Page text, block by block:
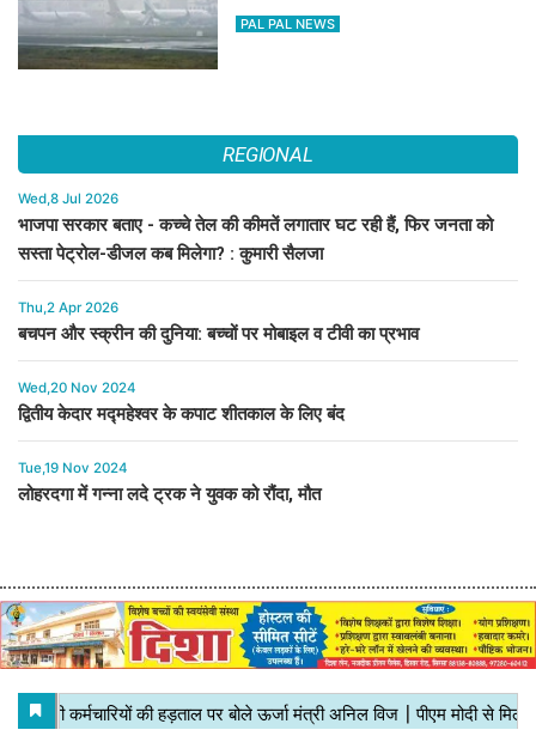
PAL PAL NEWS
REGIONAL
Wed,8 Jul 2026
भाजपा सरकार बताए - कच्चे तेल की कीमतें लगातार घट रही हैं, फिर जनता को
सस्ता पेट्रोल-डीजल कब मिलेगा? : कुमारी सैलजा
Thu,2 Apr 2026
बचपन और स्क्रीन की दुनिया: बच्चों पर मोबाइल व टीवी का प्रभाव
Wed,20 Nov 2024
द्वितीय केदार मद्महेश्वर के कपाट शीतकाल के लिए बंद
Tue,19 Nov 2024
लोहरदगा में गन्ना लदे ट्रक ने युवक को रौंदा, मौत